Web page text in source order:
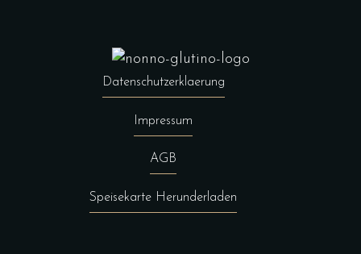
Datenschutzerklaerung
Impressum
AGB
Speisekarte Herunderladen